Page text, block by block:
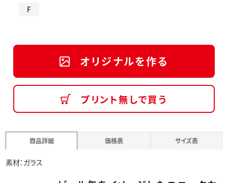
F
オリジナルを作る
プリント無しで買う
商品詳細 価格表 サイズ表
素材：ガラス